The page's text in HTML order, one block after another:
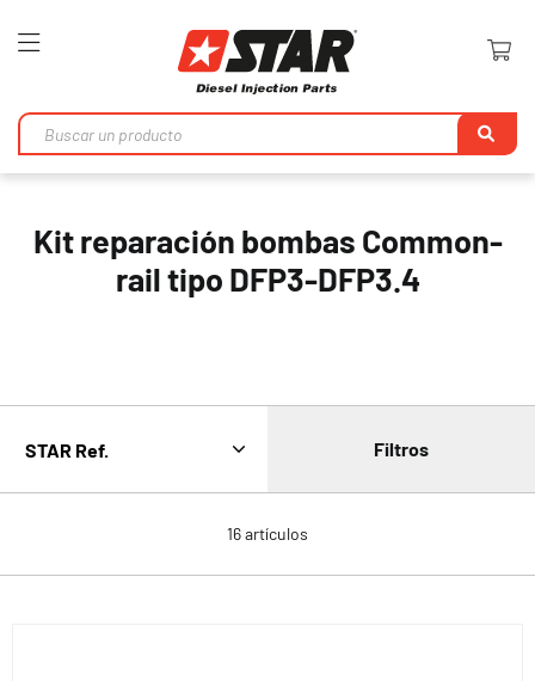
Toggle
en
Kit reparación bombas Common-
rail tipo DFP3-DFP3.4
16artículos
Filtros